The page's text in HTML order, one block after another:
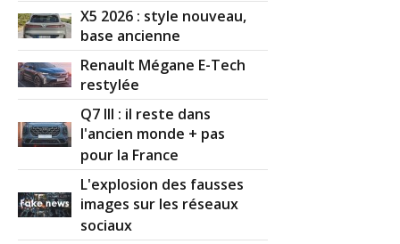
X5 2026 : style nouveau,
base ancienne
Renault Mégane E-Tech
restylée
Q7 III : il reste dans
l'ancien monde + pas
pour la France
L'explosion des fausses
images sur les réseaux
sociaux